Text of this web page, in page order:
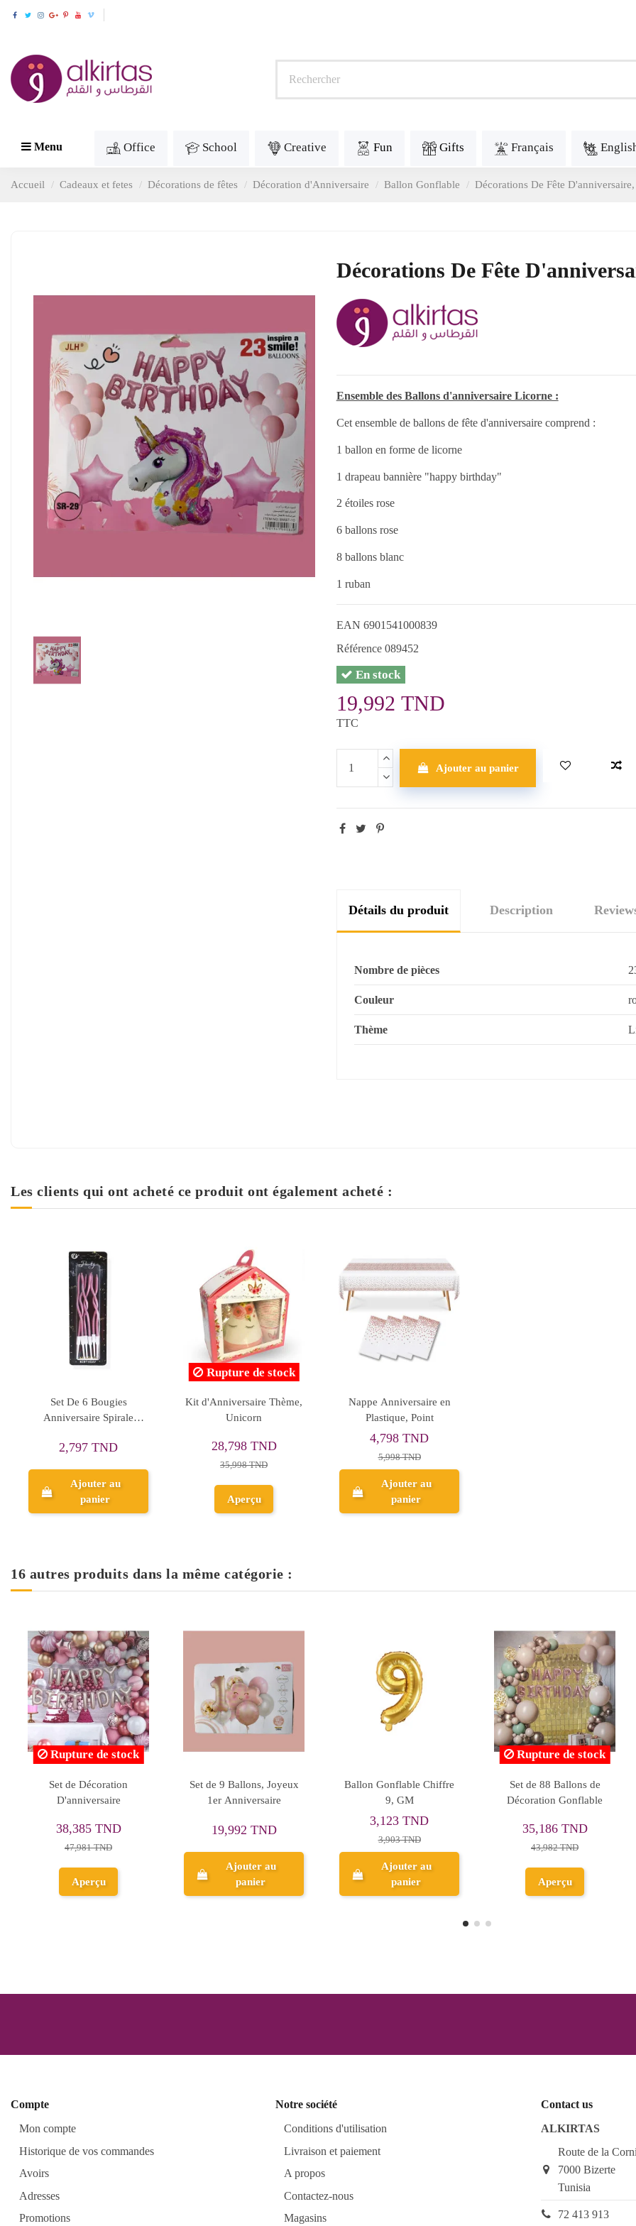
Menu Office School Creative Fun Gifts Français
Accueil Cadeaux et fetes Décorations de fêtes Décoration d'Anniversaire Ballon Gonflable Décorations De Fête
Décorations De Fête
Ensemble des Ballons d'anniversaire Licorne :
Cet ensemble de ballons de fête d'anniversaire comprend :
1 ballon en forme de licorne
1 drapeau bannière "happy birthday"
2 étoiles rose
6 ballons rose
8 ballons blanc
1 ruban
EAN 6901541000839
Référence 089452
En stock
19,992 TND
TTC
Ajouter au panier
Détails du produit Description
Nombre de pièces
Couleur
Thème
Les clients qui ont acheté ce produit ont également acheté :
Set De 6 Bougies
Anniversaire Spirale
2,797 TND
Ajouter au
panier
Rupture de stock
Kit d'Anniversaire Thème,
Unicorn
28,798 TND
35,998 TND
Aperçu
Nappe Anniversaire en
Plastique, Point
4,798 TND
5,998 TND
Ajouter au
panier
16 autres produits dans la même catégorie :
Lot De 5 Ballons
Gonflables, Baby Boss
13,994 TND
Ajouter au
panier
Rupture de stock
Set de Décoration
D'anniversaire
38,385 TND
Aperçu
Ballon Gonflable Chiffre
4, GM
3,123 TND
3,903 TND
Ajouter au
panier
Set de 7 Ballons Gonflable
Anniversaire, Baby Boy
9,603 TND
Ajouter au
panier
Compte
Mon compte
Historique de vos commandes
Avoirs
Adresses
Promotions
Notre société
Conditions d'utilisation
Livraison et paiement
A propos
Contactez-nous
Magasins
Contact us
ALKIRTAS
Route de la
7000 Bizerte
Tunisia
72 413 913